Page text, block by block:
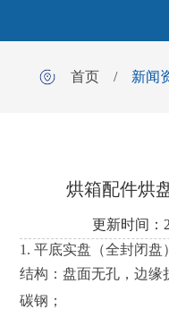
于
们
心
程
案
首页/ 新闻
烘箱配件烘
更新时间：
1. 平底实盘（全封闭盘）
结构：盘面无孔，边缘
碳钢；